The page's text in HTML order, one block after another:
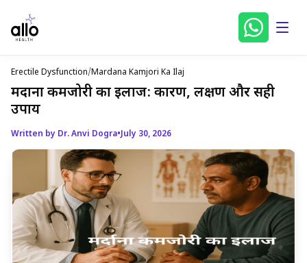
Erectile Dysfunction/Mardana Kamjori Ka Ilaj
मर्दाना कमजोरी का इलाज: कारण, लक्षण और सही
उपाय
Written by Dr. Anvi Dogra•July 30, 2026